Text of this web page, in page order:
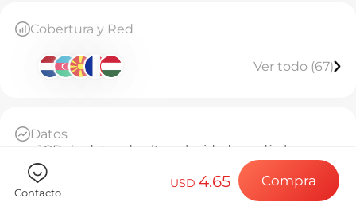
Instale su
Disfrute de su
Conexión a
Cobertura y Red
Ver todo (67)
Datos
1GB de datos de alta velocidad por día, luego
throttled a 128kbps ilimitado
Base Diaria
A partir de la activación, cada 24 horas cuenta
Contacto
USD4.65 Compra